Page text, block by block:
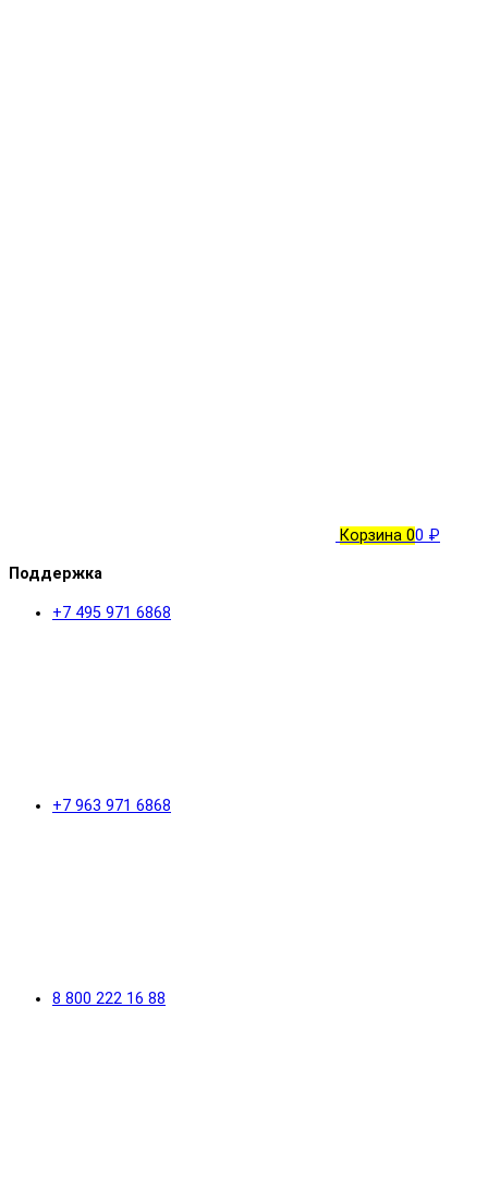
Корзина 00 ₽
Поддержка
+7 495 971 6868
+7 963 971 6868
8 800 222 16 88